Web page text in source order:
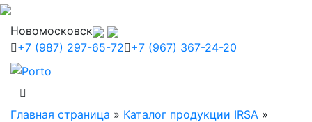
Новомосковск
+7 (987) 297-65-72 +7 (967) 367-24-20
Главная страница » Каталог продукции IRSA »